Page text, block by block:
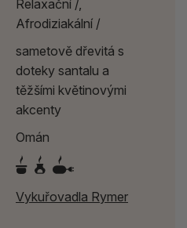
Relaxační /,
Afrodiziakální /
sametově dřevitá s
doteky santalu a
těžšími květinovými
akcenty
Omán
Vykuřovadla Rymer